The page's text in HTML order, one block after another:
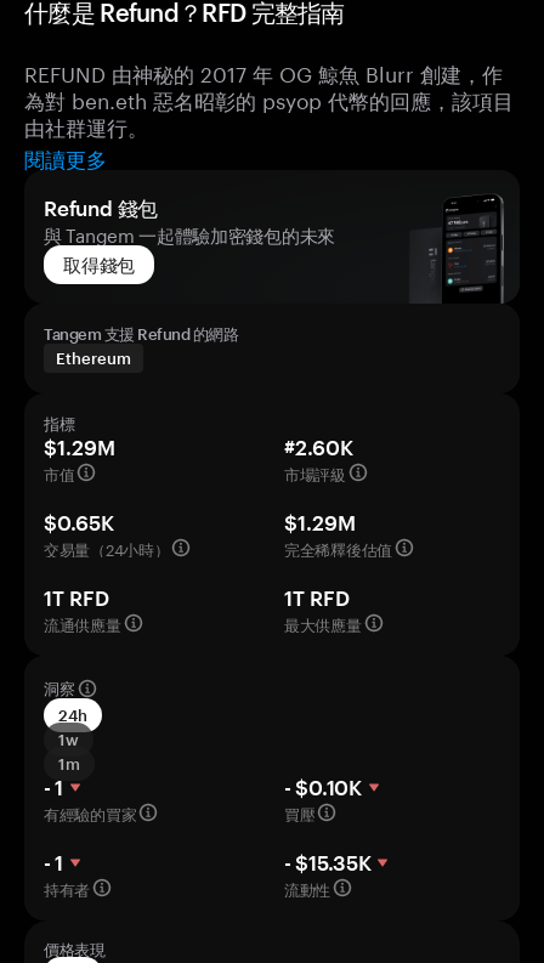
什麼是 Refund？RFD 完整指南
REFUND 由神秘的 2017 年 OG 鯨魚 Blurr 創建，作
為對 ben.eth 惡名昭彰的 psyop 代幣的回應，該項目
由社群運行。
閱讀更多
Refund 錢包
與 Tangem 一起體驗加密錢包的未來
取得錢包
Tangem 支援 Refund 的網路
Ethereum
指標
$1.29M
市值
#2.60K
市場評級
$0.65K
交易量（24小時）
$1.29M
完全稀釋後估值
1T RFD
流通供應量
1T RFD
最大供應量
洞察
24h
1w
1m
- 1
有經驗的買家
- $0.10K
買壓
- 1
持有者
- $15.35K
流動性
價格表現